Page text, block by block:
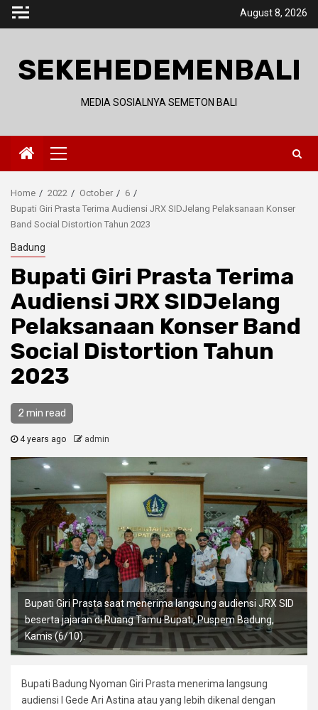
Skip
August 8, 2026
SEKEHEDEMENBALI
MEDIA SOSIALNYA SEMETON BALI
Primary
Menu
Home 2022 October
6
Bupati Giri Prasta Terima Audiensi JRX SIDJelang Pelaksanaan Konser
Band Social Distortion Tahun 2023
Badung
Bupati Giri Prasta Terima
Audiensi JRX SIDJelang
Pelaksanaan Konser Band
Social Distortion Tahun
2023
2 min read
4 years ago admin
Bupati Giri Prasta saat menerima langsung audiensi JRX SID
beserta jajaran di Ruang Tamu Bupati, Puspem Badung,
Kamis (6/10).
Bupati Badung Nyoman Giri Prasta menerima langsung
audiensi I Gede Ari Astina atau yang lebih dikenal dengan